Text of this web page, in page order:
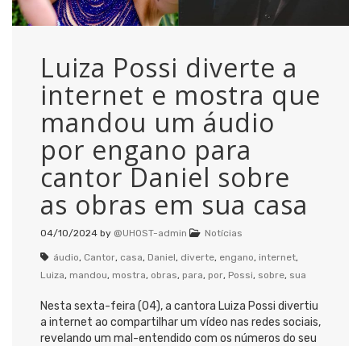
Luiza Possi diverte a
internet e mostra que
mandou um áudio
por engano para
cantor Daniel sobre
as obras em sua casa
04/10/2024 by @UHOST-admin Notícias
áudio, Cantor, casa, Daniel, diverte, engano, internet,
Luiza, mandou, mostra, obras, para, por, Possi, sobre, sua
Nesta sexta-feira (04), a cantora Luiza Possi divertiu
a internet ao compartilhar um vídeo nas redes sociais,
revelando um mal-entendido com os números do seu